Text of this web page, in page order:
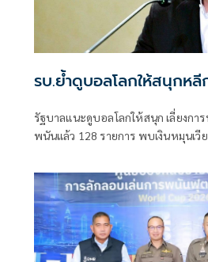
รบ.ย้ำดูบอลโลกให้สนุกห
รัฐบาลแนะดูบอลโลกให้สนุก เลี่ยงกา
พนันแล้ว 128 รายการ พบเงินหมุนเ
100,0000 บาทหรือทั้งจำทั้งปรับ